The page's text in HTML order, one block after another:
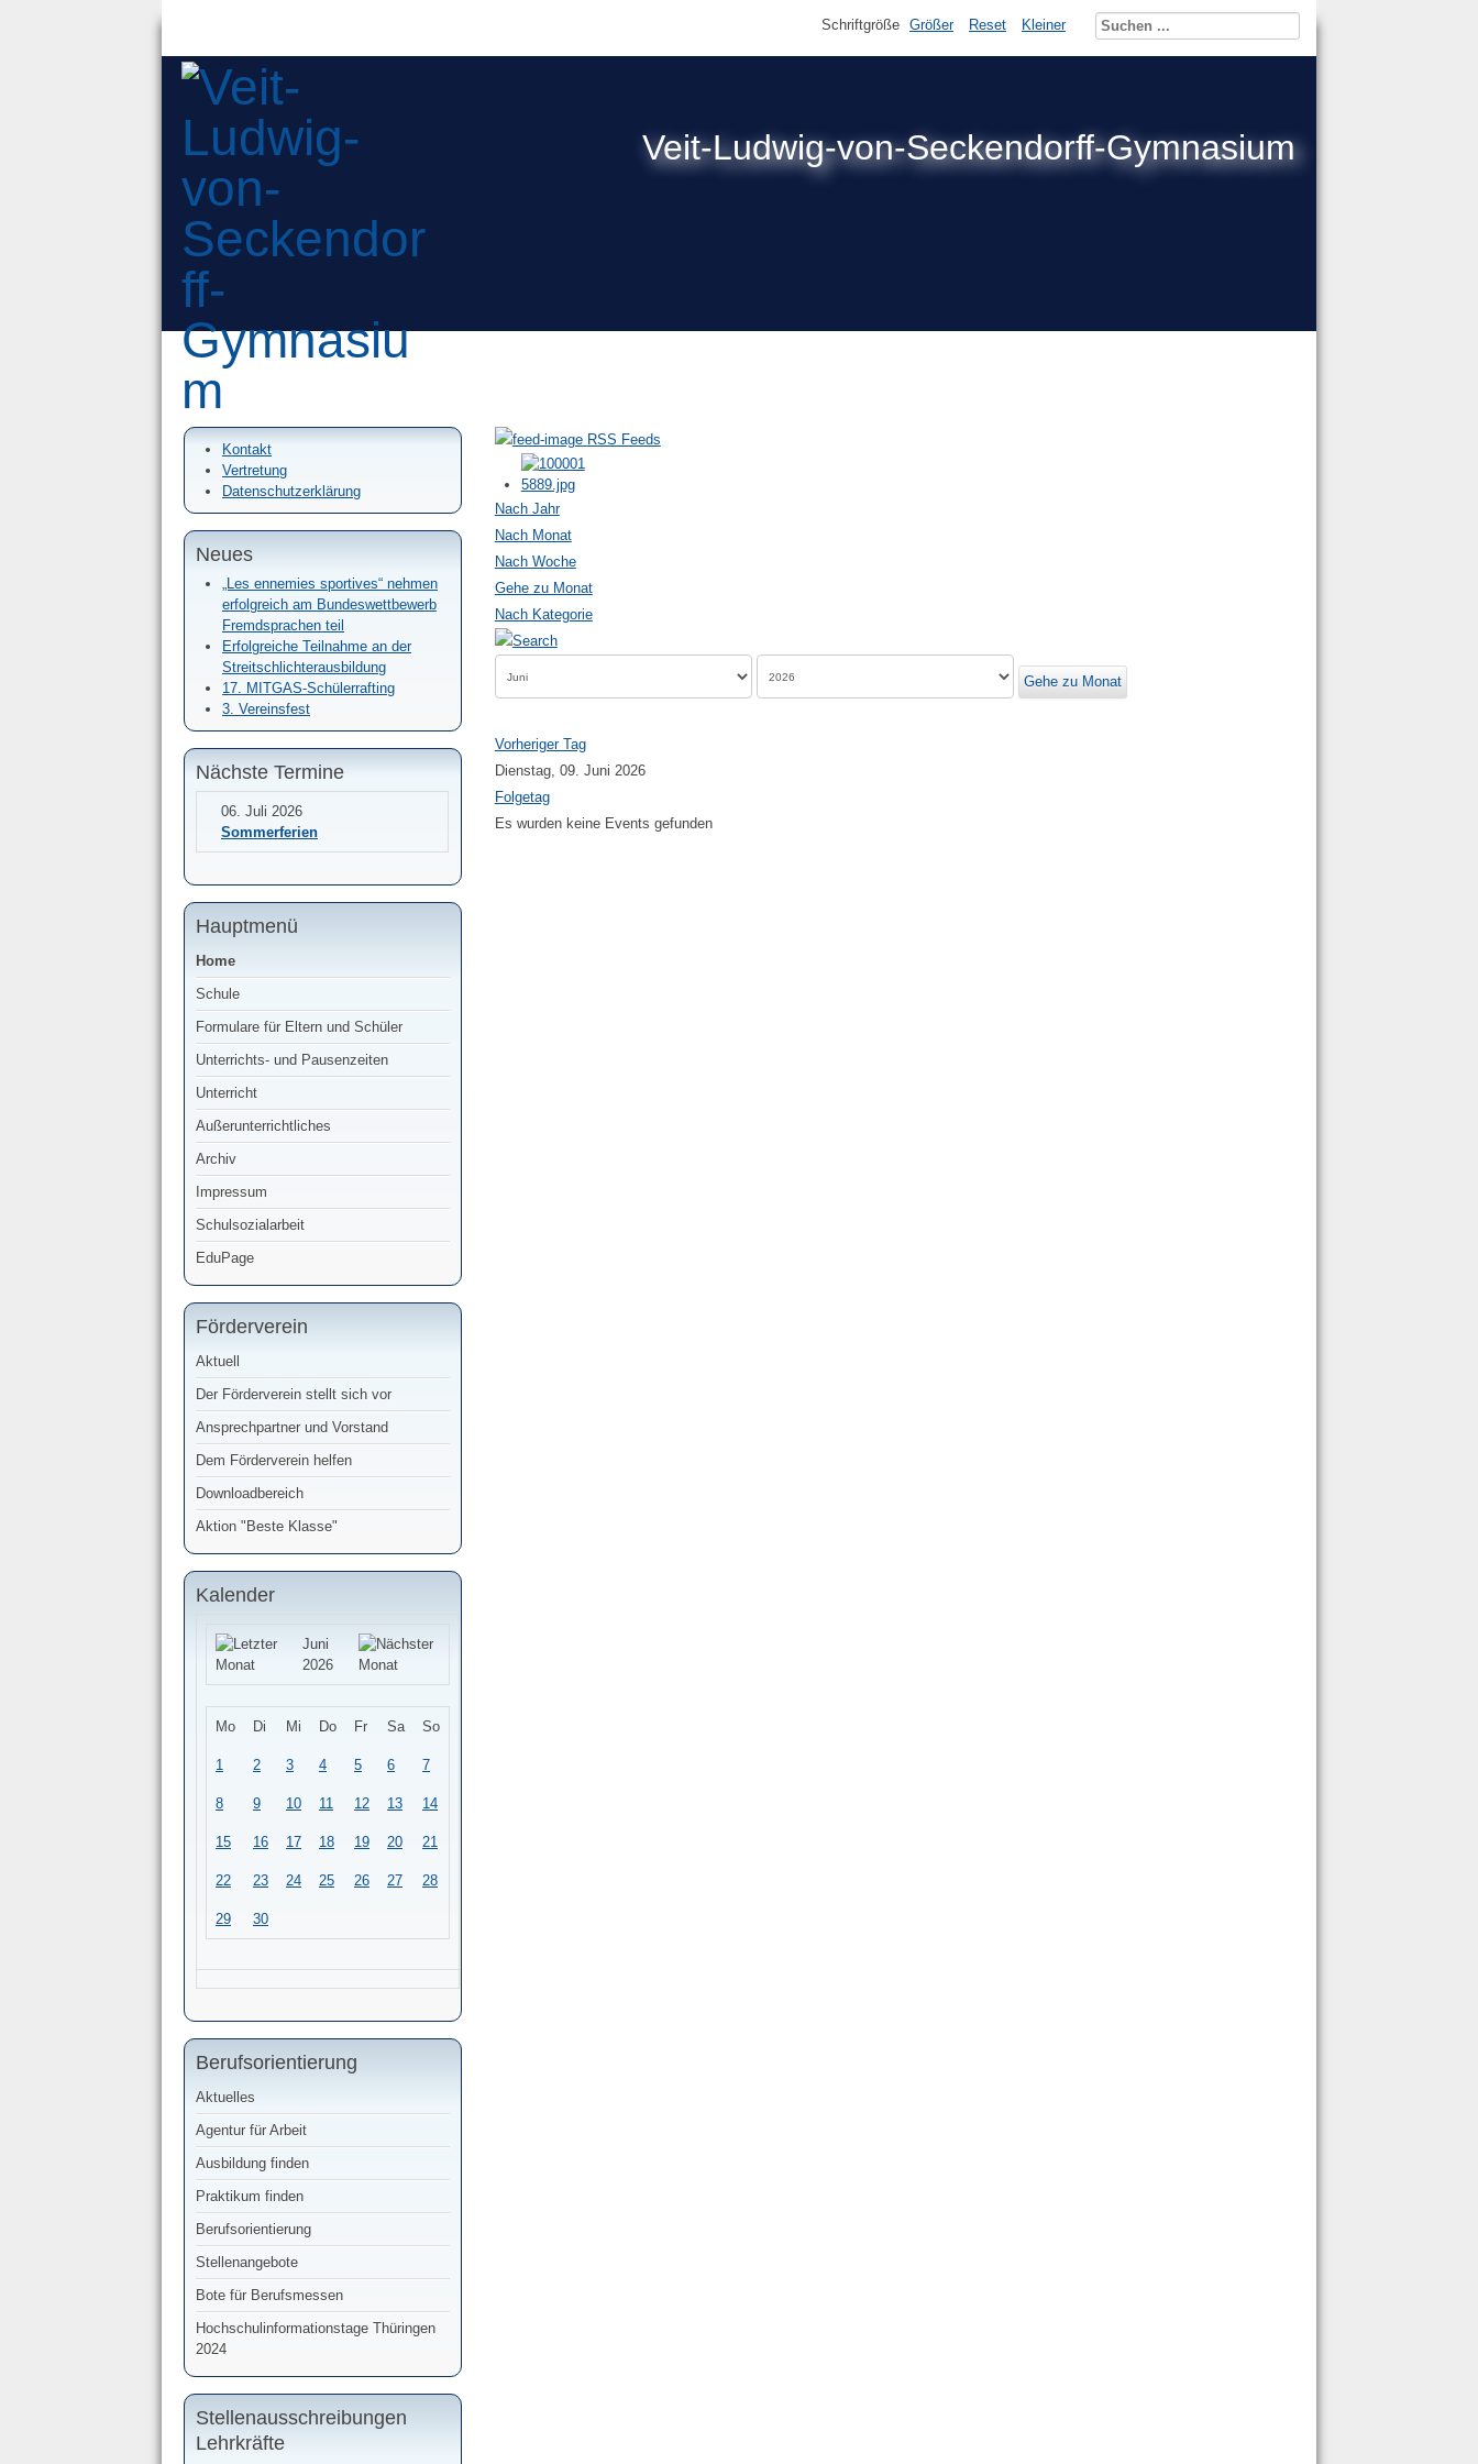
Veit-Ludwig-von-Seckendorff-Gymnasium
Schriftgröße Größer Reset Kleiner
Kontakt
Vertretung
Datenschutzerklärung
Neues
„Les ennemies sportives“ nehmen
erfolgreich am Bundeswettbewerb
Fremdsprachen teil
Erfolgreiche Teilnahme an der
Streitschlichterausbildung
17. MITGAS-Schülerrafting
3. Vereinsfest
Nächste Termine
06. Juli 2026
Sommerferien
Hauptmenü
Home
Schule
Formulare für Eltern und Schüler
Unterrichts- und Pausenzeiten
Unterricht
Außerunterrichtliches
Archiv
Impressum
Schulsozialarbeit
EduPage
Förderverein
Aktuell
Der Förderverein stellt sich vor
Ansprechpartner und Vorstand
Dem Förderverein helfen
Downloadbereich
Aktion "Beste Klasse"
Kalender
Juni
2026
Mo Di Mi Do Fr Sa So
1 2 3 4 5 6 7
8 9 10 11 12 13 14
15 16 17 18 19 20 21
22 23 24 25 26 27 28
29 30
Berufsorientierung
Aktuelles
Agentur für Arbeit
Ausbildung finden
Praktikum finden
Berufsorientierung
Stellenangebote
Bote für Berufsmessen
Hochschulinformationstage Thüringen
2024
Stellenausschreibungen
Lehrkräfte
RSS Feeds
Nach Jahr
Nach Monat
Nach Woche
Gehe zu Monat
Nach Kategorie
Gehe zu Monat
Vorheriger Tag
Dienstag, 09. Juni 2026
Folgetag
Es wurden keine Events gefunden